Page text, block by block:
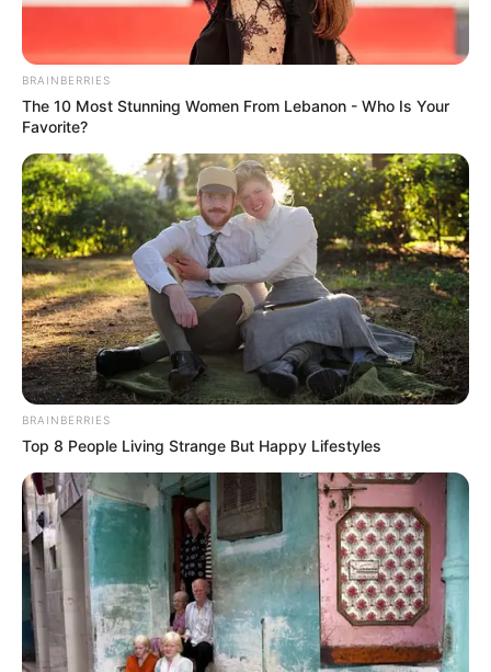
BRAINBERRIES
The 10 Most Stunning Women From Lebanon - Who Is Your
Favorite?
BRAINBERRIES
Top 8 People Living Strange But Happy Lifestyles